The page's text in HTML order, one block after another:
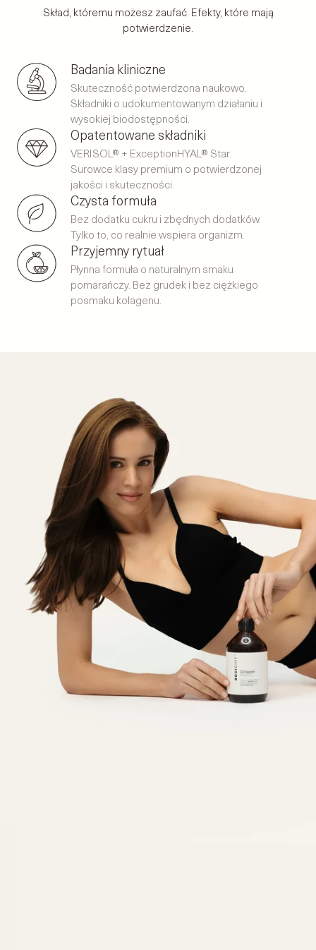
Skład, któremu możesz zaufać. Efekty, które mają
potwierdzenie.
Badania kliniczne
Skuteczność potwierdzona naukowo.
Składniki o udokumentowanym działaniu i
wysokiej biodostępności.
Opatentowane składniki
VERISOL® + ExceptionHYAL® Star.
Surowce klasy premium o potwierdzonej
jakości i skuteczności.
Czysta formuła
Bez dodatku cukru i zbędnych dodatków.
Tylko to, co realnie wspiera organizm.
Przyjemny rytuał
Płynna formuła o naturalnym smaku
pomarańczy. Bez grudek i bez ciężkiego
posmaku kolagenu.